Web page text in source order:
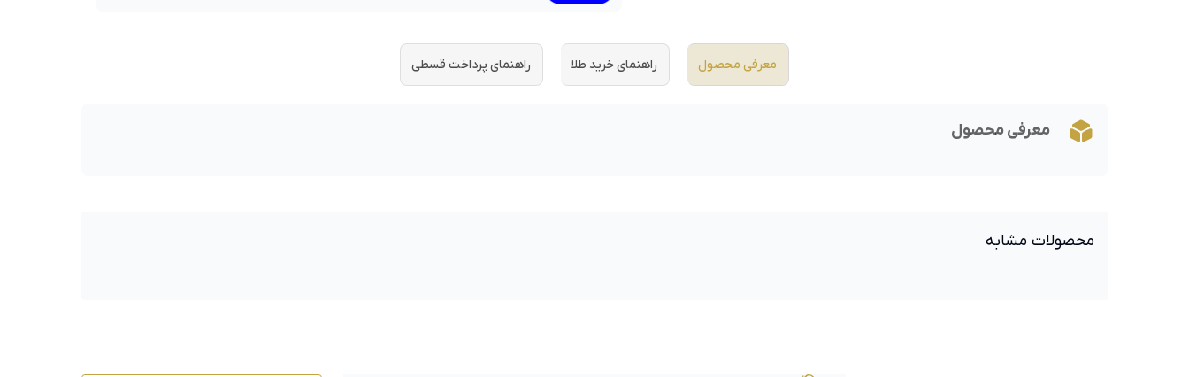
معرفی محصول راهنمای خرید طلا راهنمای پرداخت قسطی
معرفی محصول
محصولات مشابه